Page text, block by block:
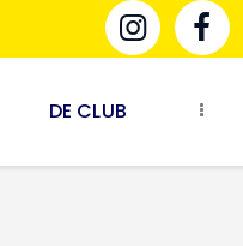
DE CLUB